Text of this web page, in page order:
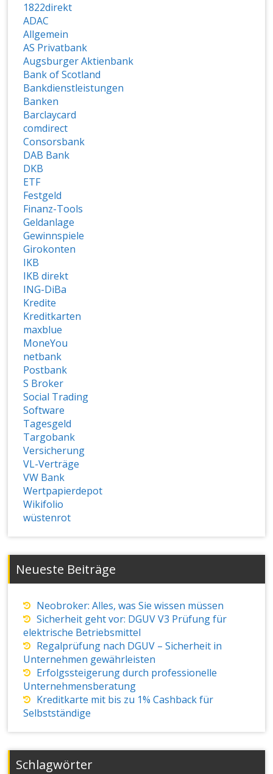
1822direkt
ADAC
Allgemein
AS Privatbank
Augsburger Aktienbank
Bank of Scotland
Bankdienstleistungen
Banken
Barclaycard
comdirect
Consorsbank
DAB Bank
DKB
ETF
Festgeld
Finanz-Tools
Geldanlage
Gewinnspiele
Girokonten
IKB
IKB direkt
ING-DiBa
Kredite
Kreditkarten
maxblue
MoneYou
netbank
Postbank
S Broker
Social Trading
Software
Tagesgeld
Targobank
Versicherung
VL-Verträge
VW Bank
Wertpapierdepot
Wikifolio
wüstenrot
Neueste Beiträge
Neobroker: Alles, was Sie wissen müssen
Sicherheit geht vor: DGUV V3 Prüfung für
elektrische Betriebsmittel
Regalprüfung nach DGUV – Sicherheit in
Unternehmen gewährleisten
Erfolgssteigerung durch professionelle
Unternehmensberatung
Kreditkarte mit bis zu 1% Cashback für
Selbstständige
Schlagwörter